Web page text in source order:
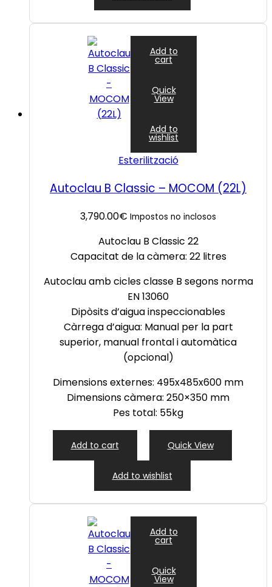
Add to
cart
Quick
View
Add to
wishlist
Esterilització
Autoclau B Classic – MOCOM (22L)
3,790.00€ Impostos no inclosos
Autoclau B Classic 22
Capacitat de la càmera: 22 litres
Autoclau amb cicles classe B segons norma
EN 13060
Dipòsits d’aiguainspeccionables
Càrrega d’aigua: Manual per la part
superior, manual frontal i automàtica
(opcional)
Dimensions externes: 495x485x600 mm
Dimensions càmera: 250×350 mm
Pes total: 55kg
Add to cart Quick View
Add to wishlist
Add to
cart
Quick
View